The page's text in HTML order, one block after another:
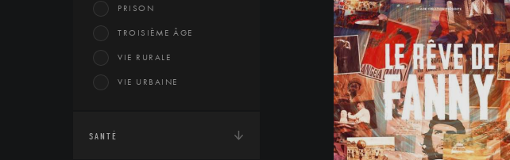
PRISON
TROISIÈME ÂGE
VIE RURALE
VIE URBAINE
SANTÉ